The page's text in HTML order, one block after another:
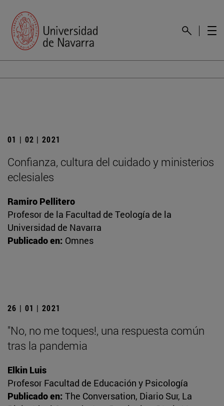
01 | 02 | 2021
Confianza, cultura del cuidado y ministerios
eclesiales
Ramiro Pellitero
Profesor de la Facultad de Teología de la
Universidad de Navarra
Publicado en: Omnes
26 | 01 | 2021
"No, no me toques!, una respuesta común
tras la pandemia
Elkin Luis
Profesor Facultad de Educación y Psicología
Publicado en: The Conversation, Diario Sur, La